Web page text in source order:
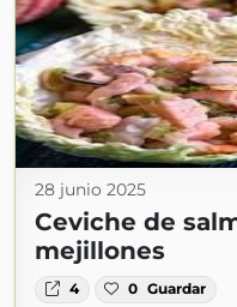
28 junio 2025
Ceviche de
mejillones
4 0 Guardar